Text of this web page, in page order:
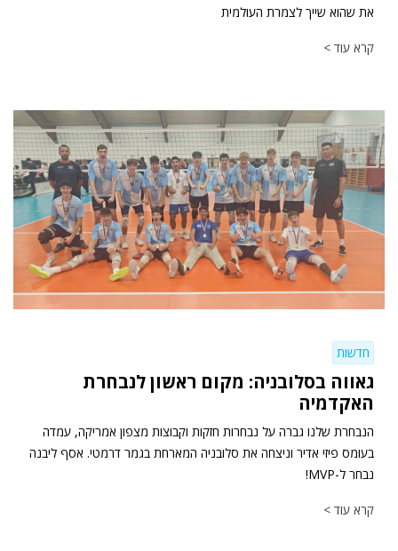
את שהוא שייך לצמרת העולמית
קרא עוד >
חדשות
גאווה בסלובניה: מקום ראשון לנבחרת
האקדמיה
הנבחרת שלנו גברה על נבחרות חזקות וקבוצות מצפון אמריקה, עמדה
בעומס פיזי אדיר וניצחה את סלובניה המארחת בגמר דרמטי. אסף ליבנה
נבחר ל-MVP!
קרא עוד >